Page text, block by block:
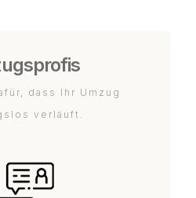
dass Ihr Umzug
verläuft.